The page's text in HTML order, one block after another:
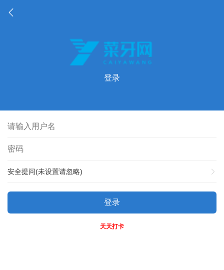
登录
安全提问(未设置请忽略)
登录
天天打卡